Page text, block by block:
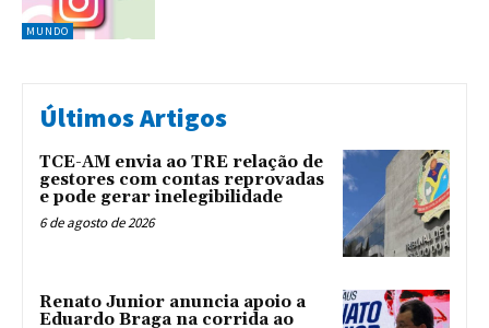
MUNDO
Últimos Artigos
TCE-AM envia ao TRE relação de
gestores com contas reprovadas
e pode gerar inelegibilidade
6 de agosto de 2026
Renato Junior anuncia apoio a
Eduardo Braga na corrida ao